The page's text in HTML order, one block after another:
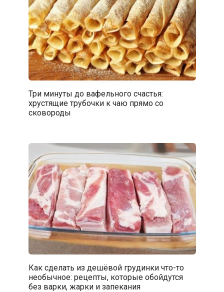
Три минуты до вафельного счастья:
хрустящие трубочки к чаю прямо со
сковороды
Как сделать из дешёвой грудинки что-то
необычное: рецепты, которые обойдутся
без варки, жарки и запекания